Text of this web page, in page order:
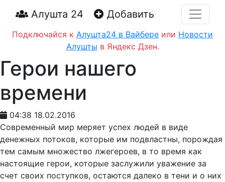
Алушта 24 Добавить
Подключайся к Алушта24 в Вайбере или Новости
Алушты в Яндекс Дзен.
Герои нашего
времени
04:38 18.02.2016
Современный мир меряет успех людей в виде
денежных потоков, которые им подвластны, порождая
тем самым множество лжегероев, в то время как
настоящие герои, которые заслужили уважение за
счет своих поступков, остаются далеко в тени и о них